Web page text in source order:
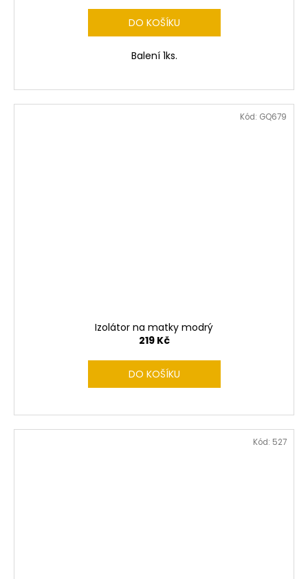
DO KOŠÍKU
Balení 1ks.
Izolátor na matky modrý
219 Kč
DO KOŠÍKU
Kód: GQ679
Kód: 527